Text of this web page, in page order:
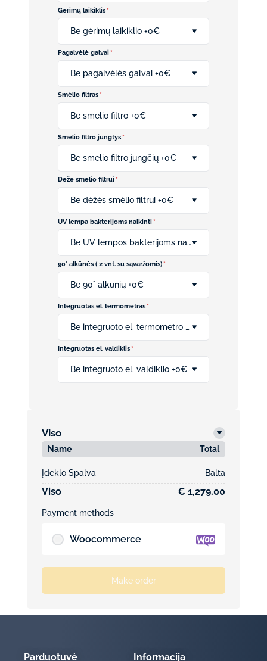
Gėrimų laikiklis*
Be gėrimų laikiklio +0€
Pagalvėlė galvai*
Be pagalvėlės galvai +0€
Smėlio filtras*
Be smėlio filtro +0€
Smėlio filtro jungtys*
Be smėlio filtro jungčių +0€
Dėžė smėlio filtrui*
Be dėžės smėlio filtrui +0€
UV lempa bakterijoms naikinti*
Be UV lempos bakterijoms naikinti +0€
90° alkūnės ( 2 vnt. su sąvaržomis)*
Be 90° alkūnių +0€
Integruotas el. termometras*
Be integruoto el. termometro +0€
Integruotas el. valdiklis*
Be integruoto el. valdiklio +0€
Viso
Name Total
Įdėklo Spalva Balta
Viso € 1,279.00
Payment methods
Woocommerce
Make order
Parduotuvė Informacija